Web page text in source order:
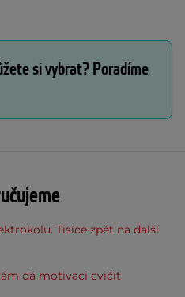
si vybrat? Poradíme
Tisíce zpět na další
dá motivaci cvičit